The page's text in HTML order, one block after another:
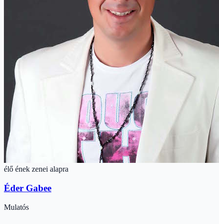
élő ének zenei alapra
Éder Gabee
Mulatós